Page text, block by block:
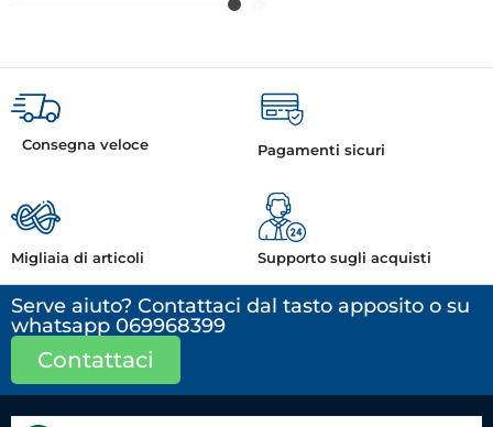
Consegna veloce Pagamenti sicuri
Migliaia di articoli Supporto sugli acquisti
Serve aiuto? Contattaci dal tasto apposito o su
whatsapp 069968399
Contattaci